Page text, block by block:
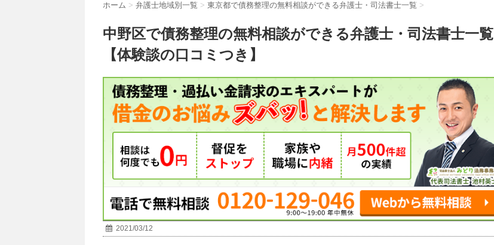
ホーム > 弁護士地域別一覧 > 東京都で債務整理の無料相談ができる弁護士・司法書士一覧 >
中野区で債務整理の無料相談ができる弁護士・司法書士一覧
【体験談の口コミつき】
2021/03/12